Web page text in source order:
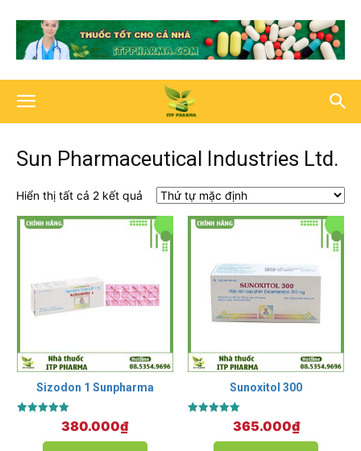
Sun Pharmaceutical Industries Ltd.
Hiển thị tất cả 2 kết quả
Sizodon 1 Sunpharma
Được xếp
5.00
380.000₫
Sunoxitol 300
Được xếp
5.00
365.000₫